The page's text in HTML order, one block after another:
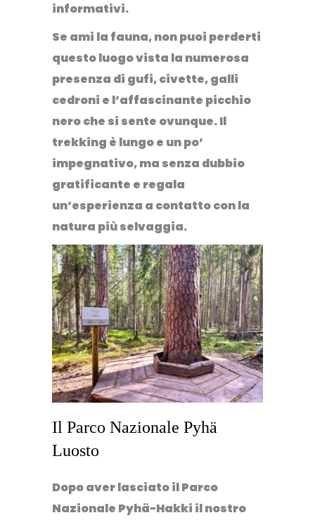
informativi.
Se ami la fauna, non puoi perderti
questo luogo vista la numerosa
presenza di gufi, civette, galli
cedroni e l’affascinante picchio
nero che si sente ovunque. Il
trekking è lungo e un po’
impegnativo, ma senza dubbio
gratificante e regala
un’esperienza a contatto con la
natura più selvaggia.
Il Parco Nazionale Pyhä
Luosto
Dopo aver lasciato il Parco
Nazionale Pyhä-Hakki il nostro